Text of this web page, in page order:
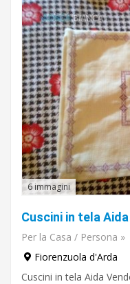
6 immagini
Cuscini in tela Aida
Per la Casa / Persona »
Fiorenzuola d'Arda
Cuscini in tela Aida